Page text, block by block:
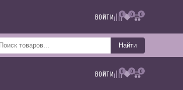
ВОЙТИ 0 0 0
Найти
ВОЙТИ 0 0 0